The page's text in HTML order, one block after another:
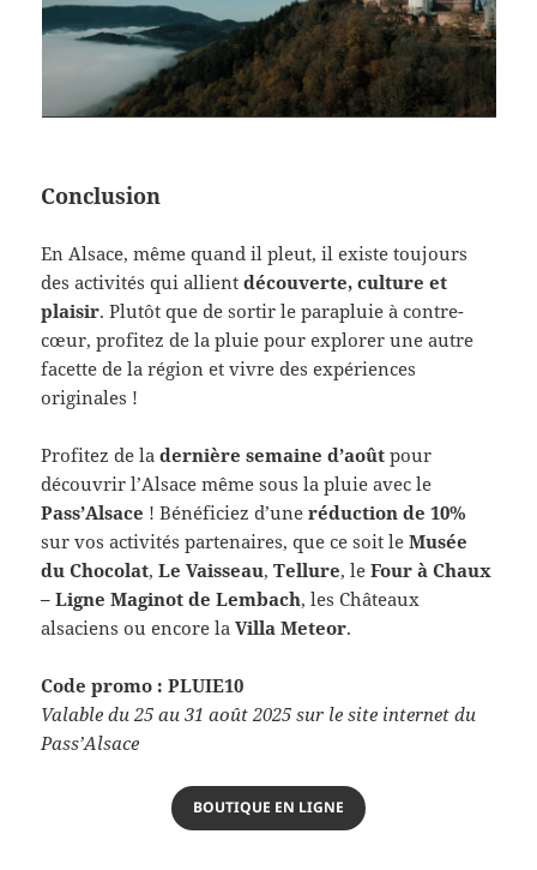
Conclusion
En Alsace, même quand il pleut, il existe toujours
des activités qui allientdécouverte, culture et
plaisir. Plutôt que de sortir le parapluie à contre-
cœur, profitez de la pluie pour explorer une autre
facette de la région et vivre des expériences
originales !
Profitez de ladernière semaine d’août pour
découvrir l’Alsace même sous la pluie avec le
Pass’Alsace ! Bénéficiez d’uneréduction de 10%
sur vos activités partenaires, que ce soit leMusée
du Chocolat,Le Vaisseau,Tellure, leFour à Chaux
– Ligne Maginot de Lembach, les Châteaux
alsaciens ou encore laVilla Meteor.
Code promo : PLUIE10
Valable du 25 au 31 août 2025 sur le site internet du
Pass’Alsace
BOUTIQUE EN LIGNE